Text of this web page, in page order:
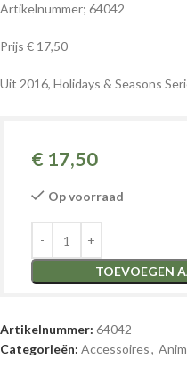
Artikelnummer; 64042
Prijs € 17,50
Uit 2016, Holidays & Seasons
€ 17,50
Op voorraad
TOEVOEGEN
Artikelnummer: 64042
Categorieën: Accessoires,